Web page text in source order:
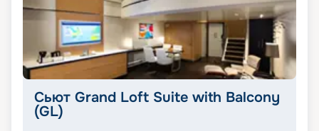
Сьют Grand Loft Suite with Balcony
(GL)